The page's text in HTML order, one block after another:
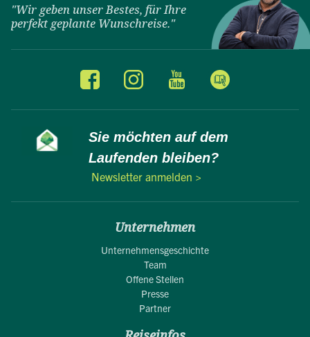
"Wir geben unser Bestes, für Ihre
perfekt geplante Wunschreise."
Sie möchten auf dem
Laufenden bleiben?
Newsletter anmelden >
Unternehmen
Unternehmensgeschichte
Team
Offene Stellen
Presse
Partner